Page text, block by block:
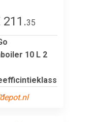
211.35
10 L 2